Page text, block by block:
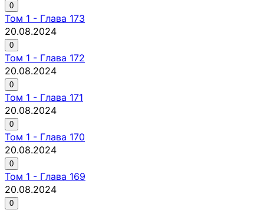
0
Том 1 - Глава 173
20.08.2024
0
Том 1 - Глава 172
20.08.2024
0
Том 1 - Глава 171
20.08.2024
0
Том 1 - Глава 170
20.08.2024
0
Том 1 - Глава 169
20.08.2024
0